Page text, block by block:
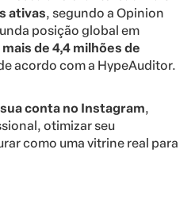
ativas, segundo a Opinion
posição global em
mais de 4,4 milhões de
acordo com a HypeAuditor.
conta no Instagram,
otimizar seu
como uma vitrine real para